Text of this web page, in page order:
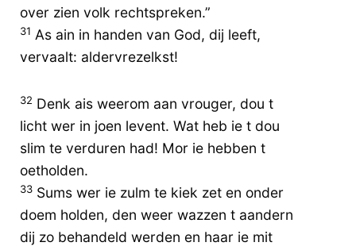
over zien volk rechtspreken.”
31 As ain in handen van God, dij leeft,
vervaalt: aldervrezelkst!
32 Denk ais weerom aan vrouger, dou t
licht wer in joen levent. Wat heb ie t dou
slim te verduren had! Mor ie hebben t
oetholden.
33 Sums wer ie zulm te kiek zet en onder
doem holden, den weer wazzen t aandern
dij zo behandeld werden en haar ie mit